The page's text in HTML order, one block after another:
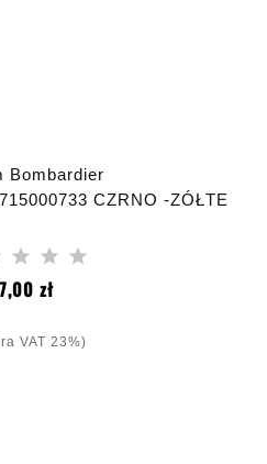
Bombardier
CZRNO -ZÓŁTE
złCena
VAT 23%)